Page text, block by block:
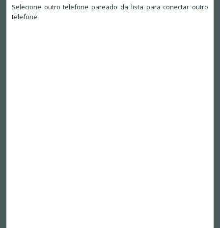
Selecione outro telefone pareado da lista para conectar outro
telefone.